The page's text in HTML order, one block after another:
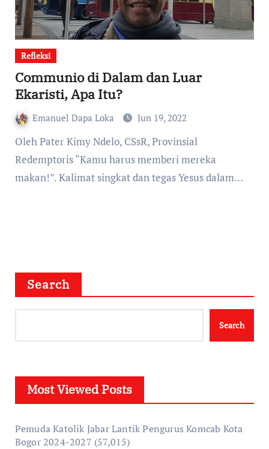
Refleksi
Communio di Dalam dan Luar
Ekaristi, Apa Itu?
Emanuel Dapa Loka Jun 19, 2022
Oleh Pater Kimy Ndelo, CSsR, Provinsial
Redemptoris “Kamu harus memberi mereka
makan!”. Kalimat singkat dan tegas Yesus dalam…
Search
Search
Most Viewed Posts
Pemuda Katolik Jabar Lantik Pengurus Komcab Kota
Bogor 2024-2027 (57,015)